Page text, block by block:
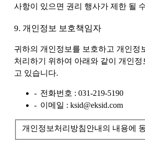
사항이 있으면 권리 행사가 제한 될
9. 개인정보 보호책임자
귀하의 개인정보를 보호하고 개인정
처리하기 위하여 아래와 같이 개인
고 있습니다.
전화번호 : 031-219-5190
이메일 : ksid@eksid.com
개인정보처리방침안내의 내용에